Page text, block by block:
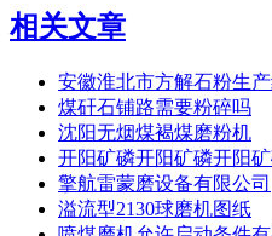
相关文章
安徽淮北市方解石粉生
煤矸石铺路需要粉碎吗
沈阳无烟煤褐煤磨粉机
开阳矿磷开阳矿磷开阳
擎航雷蒙磨设备有限公司
溢流型2130球磨机图纸